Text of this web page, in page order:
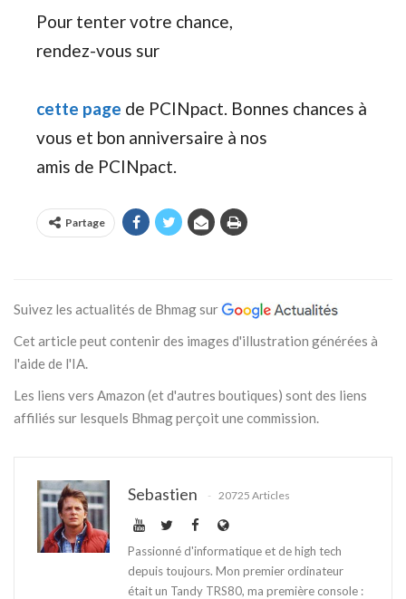
Pour tenter votre chance,
rendez-vous sur
cette page de PCINpact. Bonnes chances à
vous et bon anniversaire à nos
amis de PCINpact.
Partage
Suivez les actualités de Bhmag sur
Cet article peut contenir des images d'illustration générées à
l'aide de l'IA.
Les liens vers Amazon (et d'autres boutiques) sont des liens
affiliés sur lesquels Bhmag perçoit une commission.
Sebastien 20725 Articles
Passionné d'informatique et de high tech
depuis toujours. Mon premier ordinateur
était un Tandy TRS80, ma première console :